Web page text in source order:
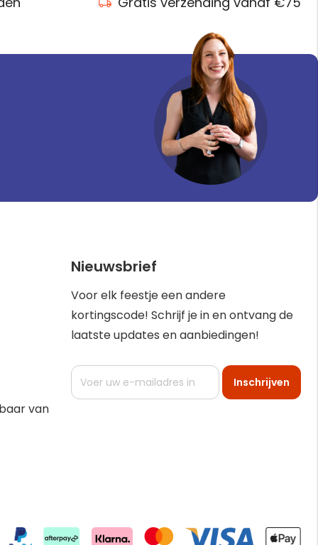
van
Nieuwsbrief
Voor elk feestje een andere
kortingscode! Schrijf je in en ontvang de
laatste updates en aanbiedingen!
Abonneer
op
Inschrijven